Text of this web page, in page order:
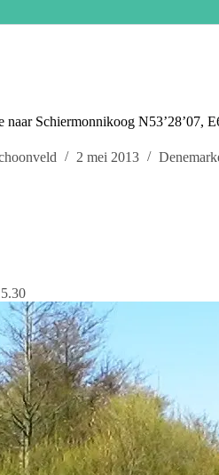
naar Schiermonnikoog N53’28’07,
2 mei 2013